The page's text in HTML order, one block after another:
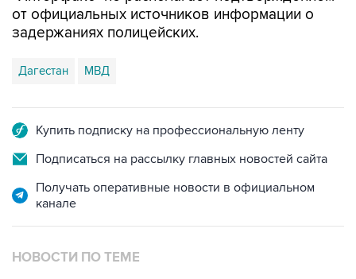
Дагестан МВД
Подписаться на рассылку главных новостей сайта
Получать оперативные новости в официальном
НОВОСТИ ПО ТЕМЕ
19 мая 2024 года 20:47